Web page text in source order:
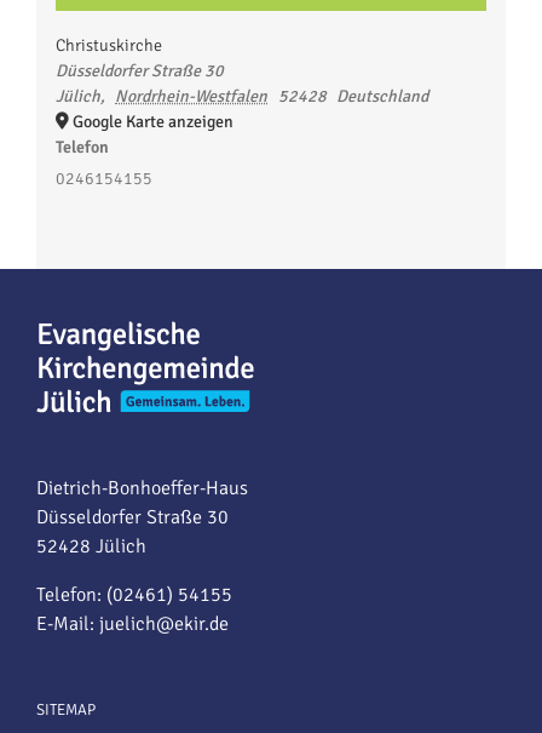
Christuskirche
Düsseldorfer Straße 30
Jülich, Nordrhein-Westfalen 52428 Deutschland
Google Karte anzeigen
Telefon
0246154155
Dietrich-Bonhoeffer-Haus
Düsseldorfer Straße 30
52428 Jülich
Telefon: (02461) 54155
E-Mail: juelich@ekir.de
SITEMAP